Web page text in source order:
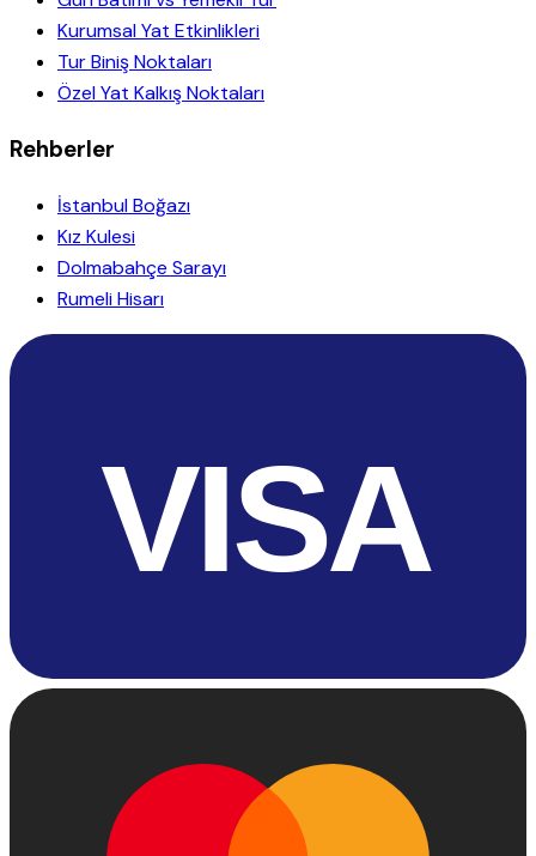
Kurumsal Yat Etkinlikleri
Tur Biniş Noktaları
Özel Yat Kalkış Noktaları
Rehberler
İstanbul Boğazı
Kız Kulesi
Dolmabahçe Sarayı
Rumeli Hisarı
VISA